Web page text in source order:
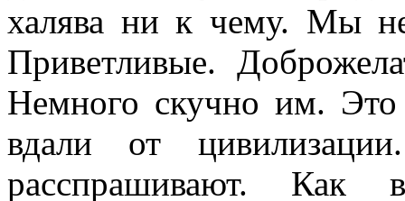
халява ни к чему. Мы
Приветливые.
Немного скучно им.
вдали от
расспрашивают. Как